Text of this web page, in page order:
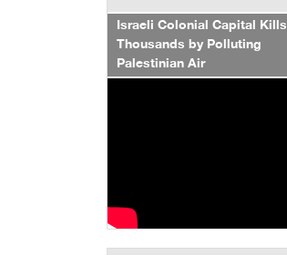
Israeli Colonial Capital Kills
Thousands by Polluting
Palestinian Air